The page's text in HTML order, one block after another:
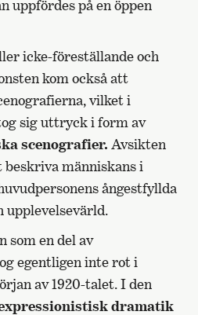
uppfördes på en öppen
icke-föreställande och
kom också att
vilket i
sig uttryck i form av
scenografier. Avsikten
människans i
ångestfyllda
upplevelsevärld.
som en del av
egentligen inte rot i
av 1920-talet. I den
dramatik